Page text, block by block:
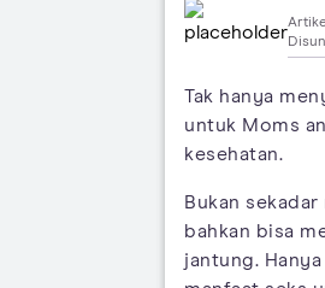
Tak hanya
untuk Moms
kesehatan.
Bukan
bahkan bisa
jantung.